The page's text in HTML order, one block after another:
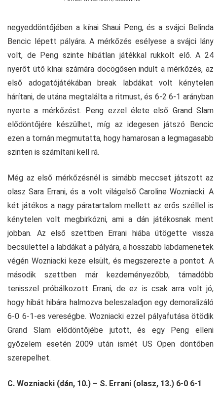
negyeddöntőjében a kínai Shaui Peng, és a svájci Belinda
Bencic lépett pályára. A mérkőzés esélyese a svájci lány
volt, de Peng szinte hibátlan játékkal rukkolt elő. A 24
nyerőt ütő kínai számára döcögősen indult a mérkőzés, az
első adogatójátékában break labdákat volt kénytelen
hárítani, de utána megtalálta a ritmust, és 6-2 6-1 arányban
nyerte a mérkőzést. Peng ezzel élete első Grand Slam
elődöntőjére készülhet, míg az idegesen játszó Bencic
ezen a tornán megmutatta, hogy hamarosan a legmagasabb
szinten is számítani kell rá.
Még az első mérkőzésnél is simább meccset játszott az
olasz Sara Errani, és a volt világelső Caroline Wozniacki. A
két játékos a nagy páratartalom mellett az erős széllel is
kénytelen volt megbirkózni, ami a dán játékosnak ment
jobban. Az első szettben Errani hiába ütögette vissza
becsülettel a labdákat a pályára, a hosszabb labdamenetek
végén Wozniacki keze elsült, és megszerezte a pontot. A
második szettben már kezdeményezőbb, támadóbb
tenisszel próbálkozott Errani, de ez is csak arra volt jó,
hogy hibát hibára halmozva beleszaladjon egy demoralizáló
6-0 6-1-es vereségbe. Wozniacki ezzel pályafutása ötödik
Grand Slam elődöntőjébe jutott, és egy Peng elleni
győzelem esetén 2009 után ismét US Open döntőben
szerepelhet.
C. Wozniacki (dán, 10.) – S. Errani (olasz, 13.) 6-0 6-1